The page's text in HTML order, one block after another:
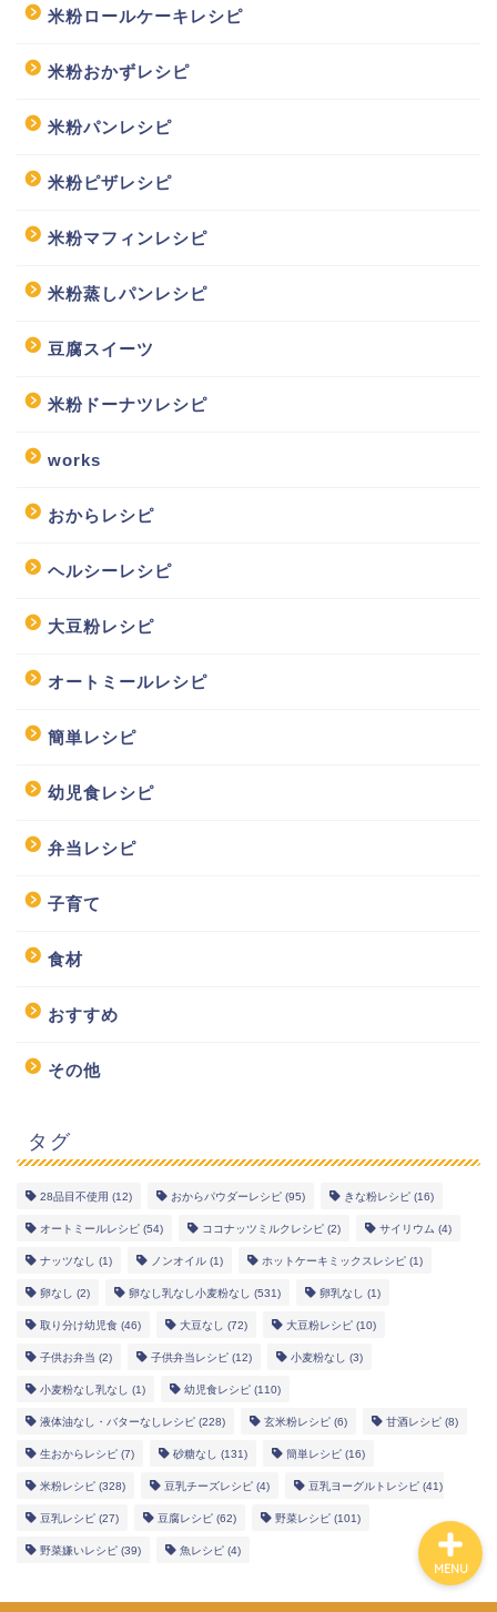
米粉ロールケーキレシピ
米粉おかずレシピ
米粉パンレシピ
米粉ピザレシピ
米粉マフィンレシピ
米粉蒸しパンレシピ
豆腐スイーツ
米粉ドーナツレシピ
works
おからレシピ
ヘルシーレシピ
大豆粉レシピ
オートミールレシピ
簡単レシピ
幼児食レシピ
弁当レシピ
子育て
食材
おすすめ
その他
タグ
28品目不使用 (12) おからパウダーレシピ (95) きな粉レシピ (16)
オートミールレシピ (54) ココナッツミルクレシピ (2) サイリウム (4)
ナッツなし (1) ノンオイル (1) ホットケーキミックスレシピ (1)
卵なし (2) 卵なし乳なし小麦粉なし (531) 卵乳なし (1)
取り分け幼児食 (46) 大豆なし (72) 大豆粉レシピ (10)
子供お弁当 (2) 子供弁当レシピ (12) 小麦粉なし (3)
小麦粉なし乳なし (1) 幼児食レシピ (110)
液体油なし・バターなしレシピ (228) 玄米粉レシピ (6) 甘酒レシピ (8)
生おからレシピ (7) 砂糖なし (131) 簡単レシピ (16)
米粉レシピ (328) 豆乳チーズレシピ (4) 豆乳ヨーグルトレシピ (41)
豆乳レシピ (27) 豆腐レシピ (62) 野菜レシピ (101)
野菜嫌いレシピ (39) 魚レシピ (4)
MENU
幼児食レシピ
米粉レシピ
ヘルシーレシピ
works